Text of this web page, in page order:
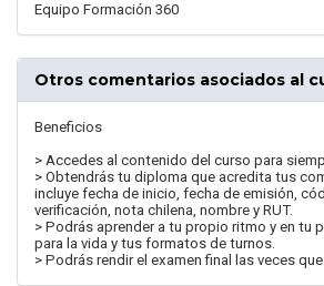
Equipo Formación 360
Otros comentarios asociados al
Beneficios
> Accedes al contenido del curso para
> Obtendrás tu diploma que acredita tus
incluye fecha de inicio, fecha de emisión,
verificación, nota chilena, nombre y RUT.
> Podrás aprender a tu propio ritmo y en tu
para la vida y tus formatos de turnos.
> Podrás rendir el examen final las veces